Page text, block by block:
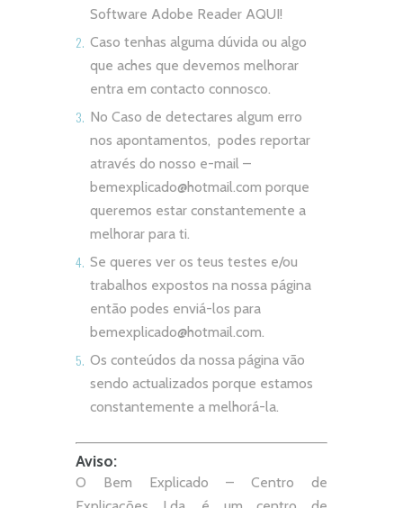
Software Adobe Reader AQUI!
Caso tenhas alguma dúvida ou algo
que aches que devemos melhorar
entra em contacto connosco.
No Caso de detectares algum erro
nos apontamentos, podes reportar
através do nosso e-mail –
bemexplicado@hotmail.com porque
queremos estar constantemente a
melhorar para ti.
Se queres ver os teus testes e/ou
trabalhos expostos na nossa página
então podes enviá-los para
bemexplicado@hotmail.com.
Os conteúdos da nossa página vão
sendo actualizados porque estamos
constantemente a melhorá-la.
Aviso:
O Bem Explicado – Centro de